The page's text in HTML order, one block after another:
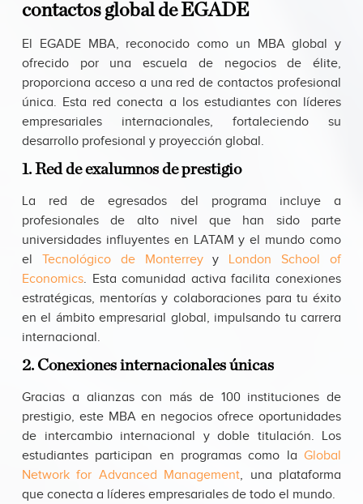
contactos global de EGADE
El EGADE MBA, reconocido como un MBA global y
ofrecido por una escuela de negocios de élite,
proporciona acceso a una red de contactos profesional
única. Esta red conecta a los estudiantes con líderes
empresariales internacionales, fortaleciendo su
desarrollo profesional y proyección global.
1. Red de exalumnos de prestigio
La red de egresados del programa incluye a
profesionales de alto nivel que han sido parte
universidades influyentes en LATAM y el mundo como
el Tecnológico de Monterreyy London School of
Economics. Esta comunidad activa facilita conexiones
estratégicas, mentorías y colaboraciones para tu éxito
en el ámbito empresarial global, impulsando tu carrera
internacional.
2. Conexiones internacionales únicas
Gracias a alianzas con más de 100 instituciones de
prestigio, este MBA en negocios ofrece oportunidades
de intercambio internacional y doble titulación. Los
estudiantes participan en programas como la Global
Network for Advanced Management, una plataforma
que conecta a líderes empresariales de todo el mundo.